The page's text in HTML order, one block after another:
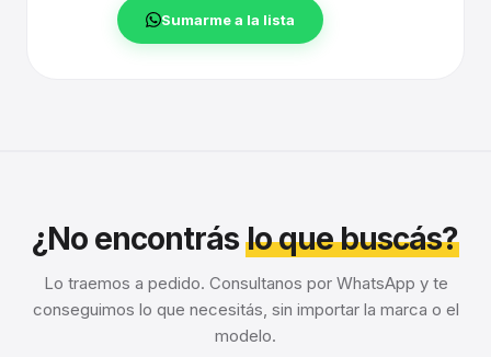
Sumarme a la lista
¿No encontráslo que buscás?
Lo traemos a pedido. Consultanos por WhatsApp y te
conseguimos lo que necesitás, sin importar la marca o el
modelo.